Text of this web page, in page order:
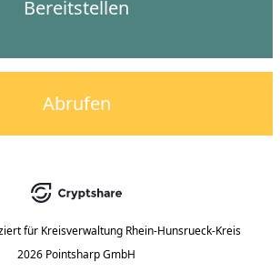
Bereitstellen
Abrufen
für Kreisverwaltung Rhein-Hunsrueck-Kreis
2026 Pointsharp GmbH